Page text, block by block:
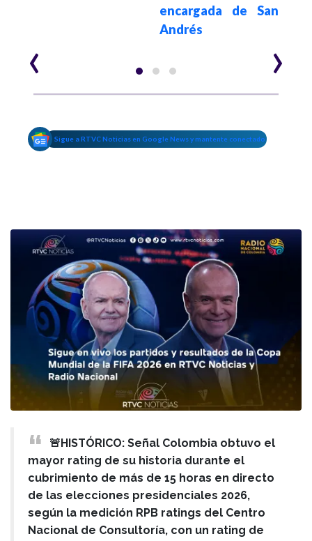
encargada de San
Andrés
‹ ›
Sigue a RTVC Noticias en Google News y mantente conectado
🚨HISTÓRICO: Señal Colombia obtuvo el
mayor rating de su historia durante el
cubrimiento de más de 15 horas en directo
de las elecciones presidenciales 2026,
según la medición RPB ratings del Centro
Nacional de Consultoría, con un rating de